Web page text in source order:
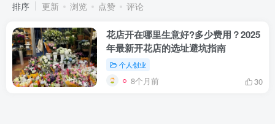
排序 更新 浏览 点赞 评论
花店开在哪里生意好?多少费用？2025
年最新开花店的选址避坑指南
个人创业
8个月前 30